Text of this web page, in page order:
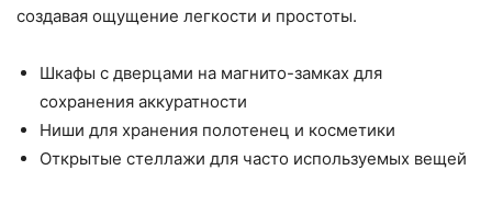
создавая ощущение легкости и простоты.
Шкафы с дверцами на магнито-замках для
сохранения аккуратности
Ниши для хранения полотенец и косметики
Открытые стеллажи для часто используемых вещей